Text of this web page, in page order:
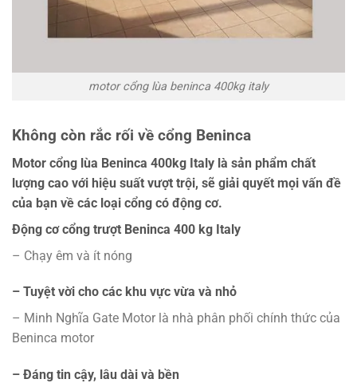
motor cổng lùa beninca 400kg italy
Không còn rắc rối về cổng Beninca
Motor cổng lùa Beninca 400kg Italy là sản phẩm chất
lượng cao với hiệu suất vượt trội, sẽ giải quyết mọi vấn đề
của bạn về các loại cổng có động cơ.
Động cơ cổng trượt Beninca 400 kg Italy
– Chạy êm và ít nóng
– Tuyệt vời cho các khu vực vừa và nhỏ
– Minh Nghĩa Gate Motor là nhà phân phối chính thức của
Beninca motor
– Đáng tin cậy, lâu dài và bền